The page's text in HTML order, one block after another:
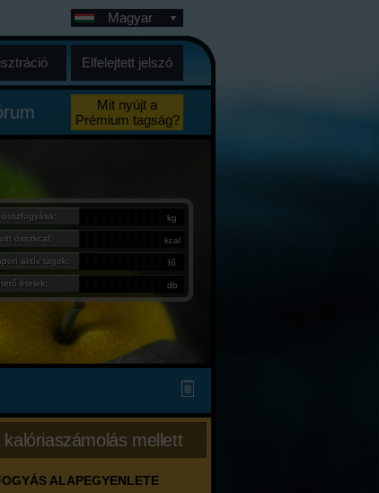
Magyar
Elfelejtett jelszó
Mit nyújt a
Prémium tagság?
összfogyása: kg
összkcal: kcal
aktív tagok: fő
ételek: db
kalóriaszámolás mellett
ALAPEGYENLETE